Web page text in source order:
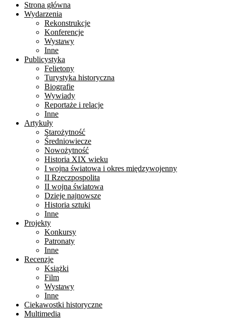
Strona główna
Wydarzenia
Rekonstrukcje
Konferencje
Wystawy
Inne
Publicystyka
Felietony
Turystyka historyczna
Biografie
Wywiady
Reportaże i relacje
Inne
Artykuły
Starożytność
Średniowiecze
Nowożytność
Historia XIX wieku
I wojna światowa i okres międzywojenny
II Rzeczpospolita
II wojna światowa
Dzieje najnowsze
Historia sztuki
Inne
Projekty
Konkursy
Patronaty
Inne
Recenzje
Książki
Film
Wystawy
Inne
Ciekawostki historyczne
Multimedia